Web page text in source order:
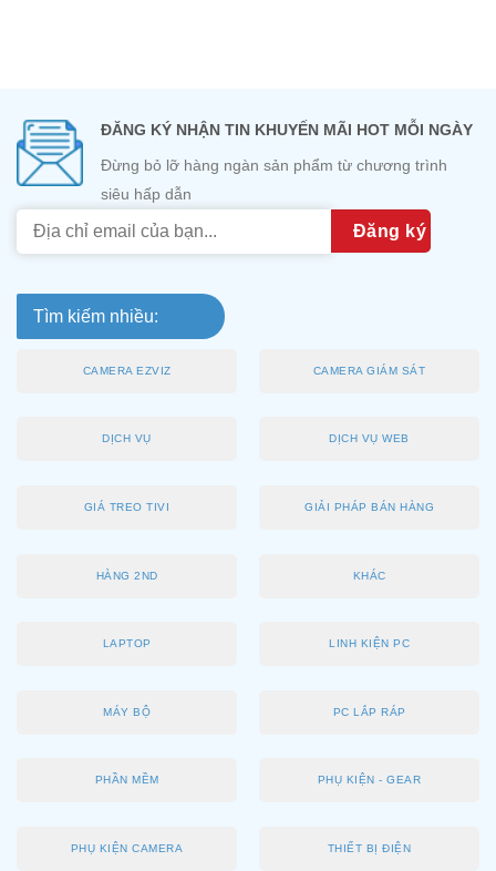
ĐĂNG KÝ NHẬN TIN KHUYẾN MÃI HOT MỖI NGÀY
Đừng bỏ lỡ hàng ngàn sản phẩm từ chương trình
siêu hấp dẫn
Tìm kiếm nhiều:
CAMERA EZVIZ CAMERA GIÁM SÁT
DỊCH VỤ DỊCH VỤ WEB
GIÁ TREO TIVI GIẢI PHÁP BÁN HÀNG
HÀNG 2ND KHÁC
LAPTOP LINH KIỆN PC
MÁY BỘ PC LẮP RÁP
PHẦN MỀM PHỤ KIỆN - GEAR
PHỤ KIỆN CAMERA THIẾT BỊ ĐIỆN